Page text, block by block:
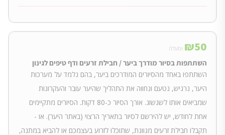
התשורה במרכז הפעילות של יער המאכל מיד עם סיום הקמתו.
₪50 ומעלה
השתתפות בסיור מודרך ביער / חבילת זרעים ודף טיפים לגינון
השתתפו באחד מהסיורים המודרכים ביער, בהם נלמד על מערכות
היער, נרגיש, נטעם ונחווה את התהליך שהיער עובר והעקרונות
שמביאים אותו לשגשוג. אורך הסיור כ-80 דקות. הסיורים מתקיימים
אחת לחודש, יש להירשם לסיור בתאריך הרצוי (באתר היער). או -
תקבלו חבילת זרעים מגוונת, שתוכלו לזרוע בעצמכם או להביא במתנה,